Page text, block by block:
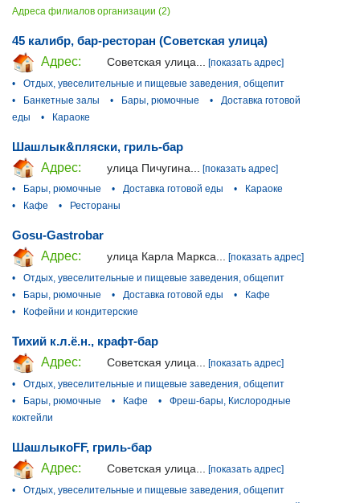
Адреса филиалов организации (2)
45 калибр, бар-ресторан (Советская улица)
Адрес:
Советская улица...
[показать адрес]
•
Отдых, увеселительные и пищевые заведения, общепит
•
Банкетные залы • Бары, рюмочные •
Доставка готовой
еды
• Караоке
Шашлык&пляски, гриль-бар
Адрес:
улица Пичугина...
[показать адрес]
•
Бары, рюмочные • Доставка готовой еды •
Караоке
•
Кафе • Рестораны
Gosu-Gastrobar
Адрес:
улица Карла Маркса... [показать адрес]
•
Отдых, увеселительные и пищевые заведения, общепит
•
Бары, рюмочные • Доставка готовой еды •
Кафе
•
Кофейни и кондитерские
Тихий к.л.ё.н., крафт-бар
Адрес:
Советская улица... [показать адрес]
•
Отдых, увеселительные и пищевые заведения, общепит
•
Бары, рюмочные • Кафе •
Фреш-бары, Кислородные
коктейли
ШашлыкоFF, гриль-бар
Адрес:
Советская улица...
[показать адрес]
•
Отдых, увеселительные и пищевые заведения, общепит